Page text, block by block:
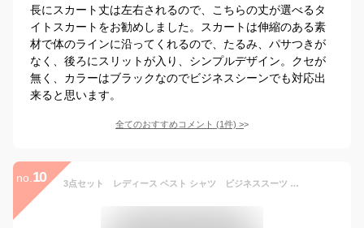
長にスカート丈は左右されるので、こちらの丈が選べるタ
イトスカートをお勧めしました。スカートは伸縮のある素
材で体のラインに沿ってくれるので、たるみ、パサつきが
なく、後ろにスリットが入り、シンプルデザイン。クセが
無く、カラーはブラックなのでビジネスシーンでも対応出
来ると思います。
全てのおすすめコメント (1件) >
no. 10 3点セット レディース ベスト シャツ ビジネススーツ タイトスカート スカート OL オフィス トップス 事務服 ビジネス 洗える 通勤オフィス 入学式に七五三